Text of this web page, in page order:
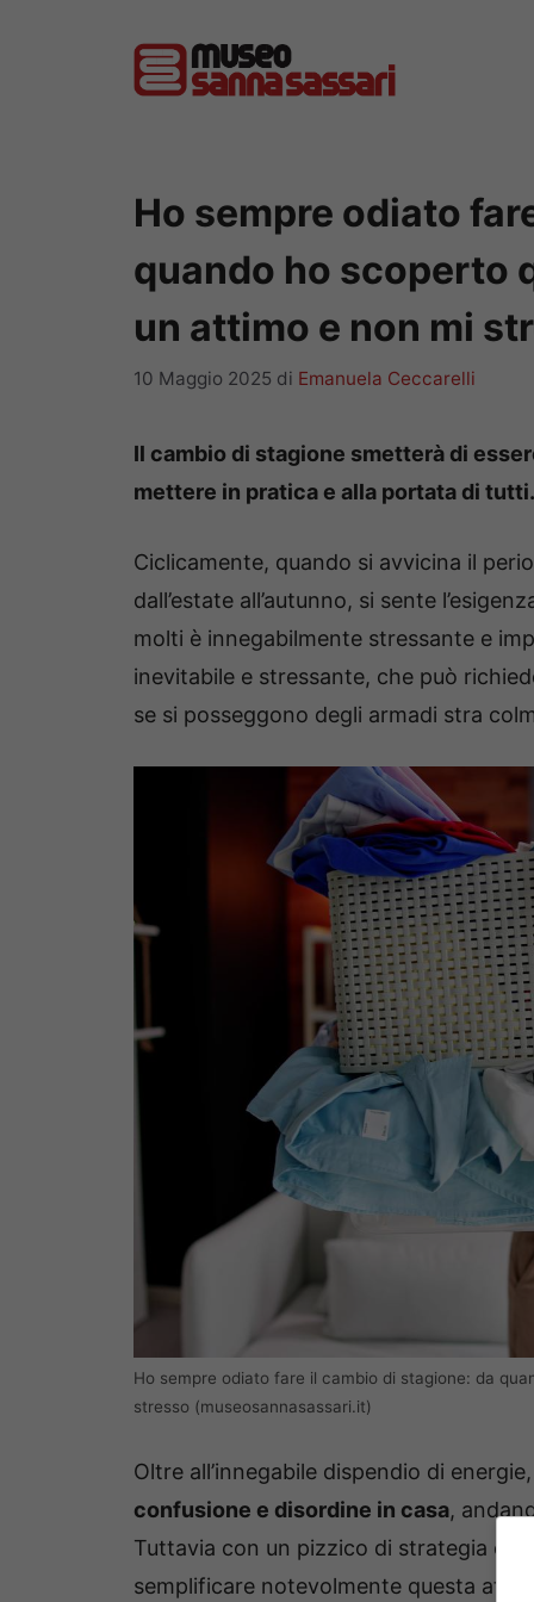
Ho sempre odiato
quando ho scoperto
un attimo e non mi
10 Maggio 2025 di Emanuela Ceccarelli
Il cambio di stagione smetterà di
mettere in pratica e alla portata di tutti.
Ciclicamente, quando si avvicina il
dall’estate all’autunno, si sente
molti è innegabilmente stressante e
inevitabile e stressante, che può
se si posseggono degli armadi stra
Ho sempre odiato fare il cambio di stagione: da
stresso (museosannasassari.it)
Oltre all’innegabile dispendio di
confusione e disordine in casa,
Tuttavia con un pizzico di strategia e
semplificare notevolmente questa